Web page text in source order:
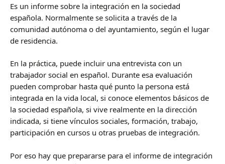
Es un informe sobre la integración en la sociedad
española. Normalmente se solicita a través de la
comunidad autónoma o del ayuntamiento, según el lugar
de residencia.
En la práctica, puede incluir una entrevista con un
trabajador social en español. Durante esa evaluación
pueden comprobar hasta qué punto la persona está
integrada en la vida local, si conoce elementos básicos de
la sociedad española, si vive realmente en la dirección
indicada, si tiene vínculos sociales, formación, trabajo,
participación en cursos u otras pruebas de integración.
Por eso hay que prepararse para el informe de integración